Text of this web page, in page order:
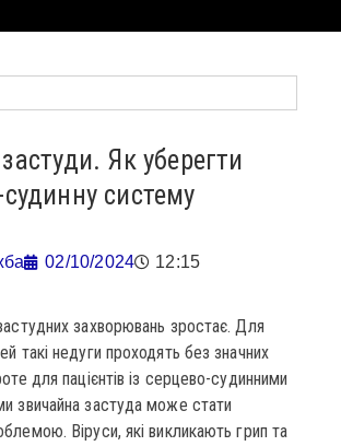
Як уберегти
систему
02/10/2024 12:15
захворювань зростає. Для
такі недуги проходять без значних
для пацієнтів із серцево-судинними
звичайна застуда може стати
Віруси, які викликають грип та